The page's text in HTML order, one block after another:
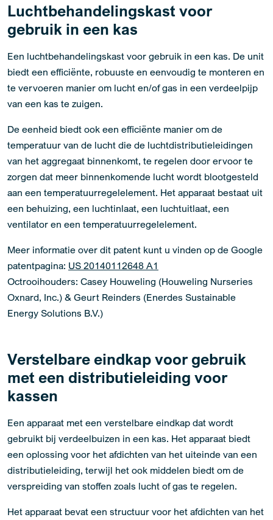
Luchtbehandelingskast voor
gebruik in een kas
Een luchtbehandelingskast voor gebruik in een kas. De unit
biedt een efficiënte, robuuste en eenvoudig te monteren en
te vervoeren manier om lucht en/of gas in een verdeelpijp
van een kas te zuigen.
De eenheid biedt ook een efficiënte manier om de
temperatuur van de lucht die de luchtdistributieleidingen
van het aggregaat binnenkomt, te regelen door ervoor te
zorgen dat meer binnenkomende lucht wordt blootgesteld
aan een temperatuurregelelement. Het apparaat bestaat uit
een behuizing, een luchtinlaat, een luchtuitlaat, een
ventilator en een temperatuurregelelement.
Meer informatie over dit patent kunt u vinden op de Google
patentpagina: US 20140112648 A1
Octrooihouders: Casey Houweling (Houweling Nurseries
Oxnard, Inc.) & Geurt Reinders (Enerdes Sustainable
Energy Solutions B.V.)
Verstelbare eindkap voor gebruik
met een distributieleiding voor
kassen
Een apparaat met een verstelbare eindkap dat wordt
gebruikt bij verdeelbuizen in een kas. Het apparaat biedt
een oplossing voor het afdichten van het uiteinde van een
distributieleiding, terwijl het ook middelen biedt om de
verspreiding van stoffen zoals lucht of gas te regelen.
Het apparaat bevat een structuur voor het afdichten van het